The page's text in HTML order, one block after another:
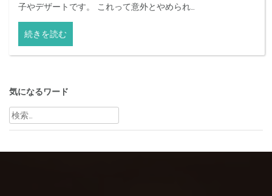
子やデザートです。 これって意外とやめられ…
続きを読む
気になるワード
検
索: